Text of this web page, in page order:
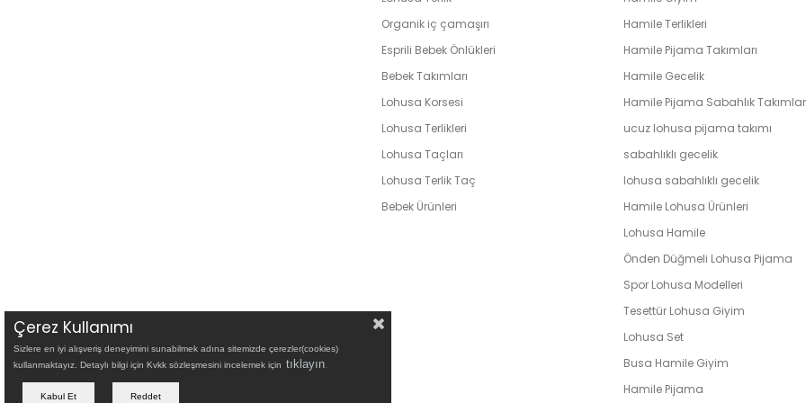
Organik iç çamaşırı
Esprili Bebek Önlükleri
Bebek Takımları
Lohusa Korsesi
Lohusa Terlikleri
Lohusa Taçları
Lohusa Terlik Taç
Bebek Ürünleri
Hamile Terlikleri
Hamile Pijama Takımları
Hamile Gecelik
Hamile Pijama Sabahlık
ucuz lohusa pijama takımı
sabahlıklı gecelik
lohusa sabahlıklı gecelik
Hamile Lohusa Ürünleri
Lohusa Hamile
Önden Düğmeli Lohusa Pijama
Spor Lohusa Modelleri
Tesettür Lohusa Giyim
Lohusa Set
Busa Hamile Giyim
Hamile Pijama
Çerez Kullanımı
Sizlere en iyi alışveriş deneyimini sunabilmek adına sitemizde çerezler(cookies)
kullanmaktayız. Detaylı bilgi için Kvkk sözleşmesini incelemek için tıklayın.
Kabul Et Reddet